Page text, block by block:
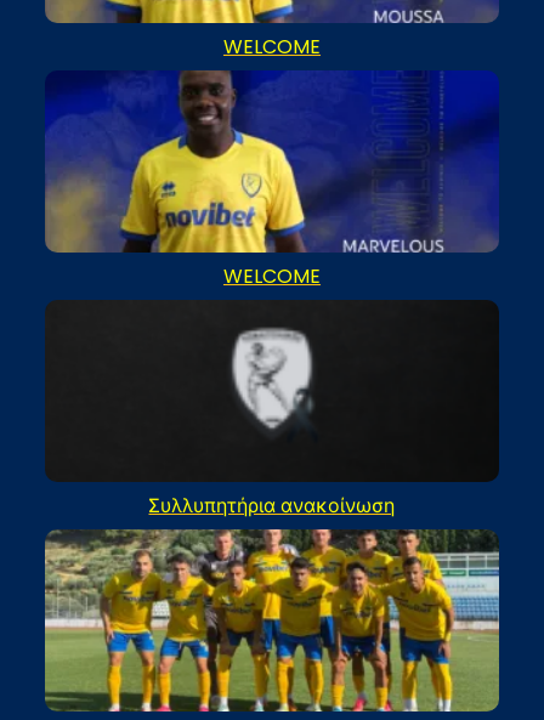
WELCOME
WELCOME
Συλλυπητήρια ανακοίνωση